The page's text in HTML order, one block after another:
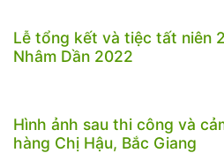
Lễ tổng kết và tiệc tất niên
Nhâm Dần 2022
Hình ảnh sau thi công và
hàng Chị Hậu, Bắc Giang